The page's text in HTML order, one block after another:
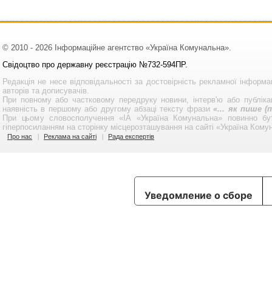
© 2010 - 2026 Інформаційне агентство «Україна Комунальна».
Свідоцтво про державну реєстрацію №732-594ПР.
Редакція не несе відповідальності за достовірність рекламної
авторів та дописувачів.
При повному або частковому передруку новини, інтерв'ю або
наявність в першому або другому абзаці тексту фрази«... як пише
При цьому словосполучення «ІА «Україна Комунальна» повинно
гіперпосиланням на сторінку місцерозташування на сайті «Україна
Про нас Реклама на сайті Рада експертів
Уведомление о сборе